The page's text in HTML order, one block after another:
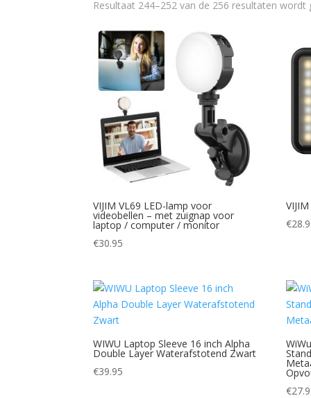
Resultaat 244–252 van de 256 resultaten wordt
VIJIM VL69 LED-lamp voor
videobellen – met zuignap voor
laptop / computer / monitor
€30.95
€
WIWU Laptop Sleeve 16 inch Alpha
Double Layer Waterafstotend Zwart
€39.95
€